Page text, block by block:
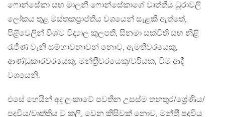
ෆොන්සේකා සහ මාලනී ෆොන්සේකාගේ වෘත්තීය ධූරාවලි
ලෝකය තුළ මස්තකප‍්‍රාප්තිය වශයෙන් සැළකී ඇත්තේ,
පිළිවෙලින් විශ්ව විද්‍යාල කුලපති, සිනමා සක්විති සහ නිළි
රැජිණ වැනි සම්භාවනාවන් නොව, ඇමතිවරයෙකු,
ආණ්ඩුකාරවරයෙකු, මන්ත‍්‍රීවරයෙකු/වරියක, වීම ආදී
වශයෙනි.
එසේ හෙයින් අද ලංකාවේ පවතින උසස්ම තනතුර/ශ්‍රේණිය/
පදවිය/වෘත්තිය වූ කලී, වෙන කිසිවක් නොව, මන්ත‍්‍රී පදවිය